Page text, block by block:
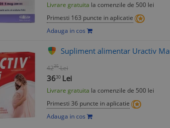
Livrare gratuita la comenzile de 500 lei
Primesti 163 puncte in aplicatie
Adauga in cos
Supliment alimentar Uractiv
4235 Lei
3630 Lei
Livrare gratuita la comenzile de 500 lei
Primesti 36 puncte in aplicatie
Adauga in cos